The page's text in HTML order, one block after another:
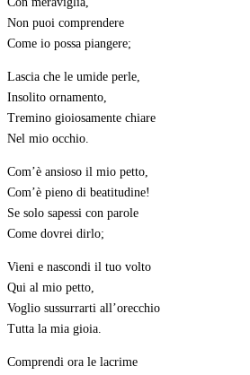
Non puoi comprendere
Come io possa piangere;
Lascia che le umide perle,
Insolito ornamento,
Tremino gioiosamente chiare
Nel mio occhio.
Com’è ansioso il mio petto,
Com’è pieno di beatitudine!
Se solo sapessi con parole
Come dovrei dirlo;
Vieni e nascondi il tuo volto
Qui al mio petto,
Voglio sussurrarti all’orecchio
Tutta la mia gioia.
Comprendi ora le lacrime